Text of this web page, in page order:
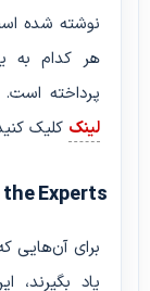
هر کدام به
پرداخته
لینک کلیک
the Experts
برای آن‌هایی
یاد